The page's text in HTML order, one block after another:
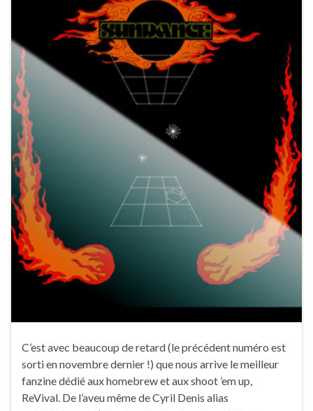
C’est avec beaucoup de retard (le précédent numéro est
sorti en novembre dernier !) que nous arrive le meilleur
fanzine dédié aux homebrew et aux shoot ’em up,
ReVival. De l’aveu même de Cyril Denis alias